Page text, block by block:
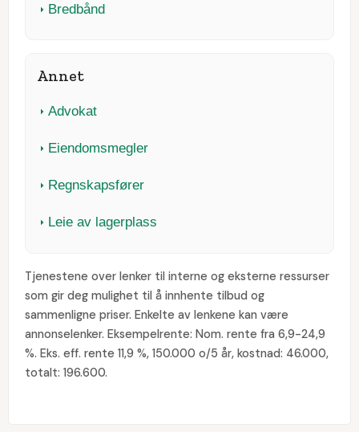
Bredbånd
Annet
Advokat
Eiendomsmegler
Regnskapsfører
Leie av lagerplass
Tjenestene over lenker til interne og eksterne ressurser
som gir deg mulighet til å innhente tilbud og
sammenligne priser. Enkelte av lenkene kan være
annonselenker. Eksempelrente: Nom. rente fra 6,9-24,9
%. Eks. eff. rente 11,9 %, 150.000 o/5 år, kostnad: 46.000,
totalt: 196.600.